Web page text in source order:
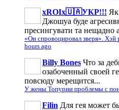
xROIx🇺🇦УКР!!!
Джошуа буде
пресингувати та нещадно
«Он спровоцировал зверя».
hours ago
Billy Bones Что за
озабоченный своей
повсюду мерещится...
У жены Топурии проблемы с
Filin Для гея может